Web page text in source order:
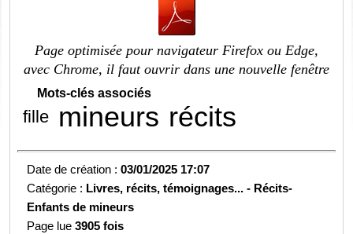
Page optimisée pour navigateur Firefox ou Edge,
avec Chrome, il faut ouvrir dans une nouvelle fenêtre
Mots-clés associés
fille mineurs récits
Date de création :03/01/2025 17:07
Catégorie : Livres, récits, témoignages... - Récits-
Enfants de mineurs
Page lue3905 fois